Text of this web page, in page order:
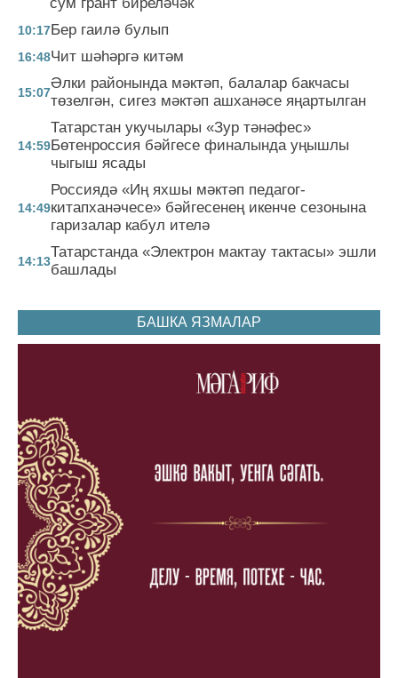
10:17Бер гаилә булып
16:48Чит шәһәргә китәм
15:07
Әлки районында мәктәп, балалар бакчасы
төзелгән, сигез мәктәп ашханәсе яңартылган
14:59
Татарстан укучылары «Зур тәнәфес»
Бөтенроссия бәйгесе финалында уңышлы
чыгыш ясады
14:49
Россиядә «Иң яхшы мәктәп педагог-
китапханәчесе» бәйгесенең икенче сезонына
гаризалар кабул ителә
14:13
Татарстанда «Электрон мактау тактасы» эшли
башлады
БАШКА ЯЗМАЛАР